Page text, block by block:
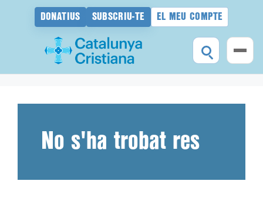
DONATIUS SUBSCRIU-TE EL MEU COMPTE
No s'ha trobat res